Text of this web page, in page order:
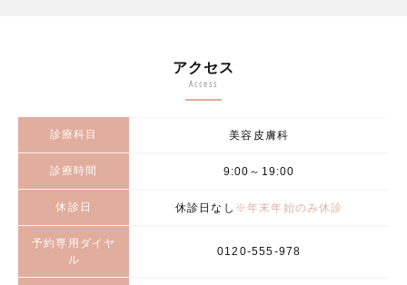
アクセス
Access
診療科目 美容皮膚科
診療時間 9:00～19:00
休診日 休診日なし ※年末年始のみ休診
予約専用ダイヤ
ル
0120-555-978